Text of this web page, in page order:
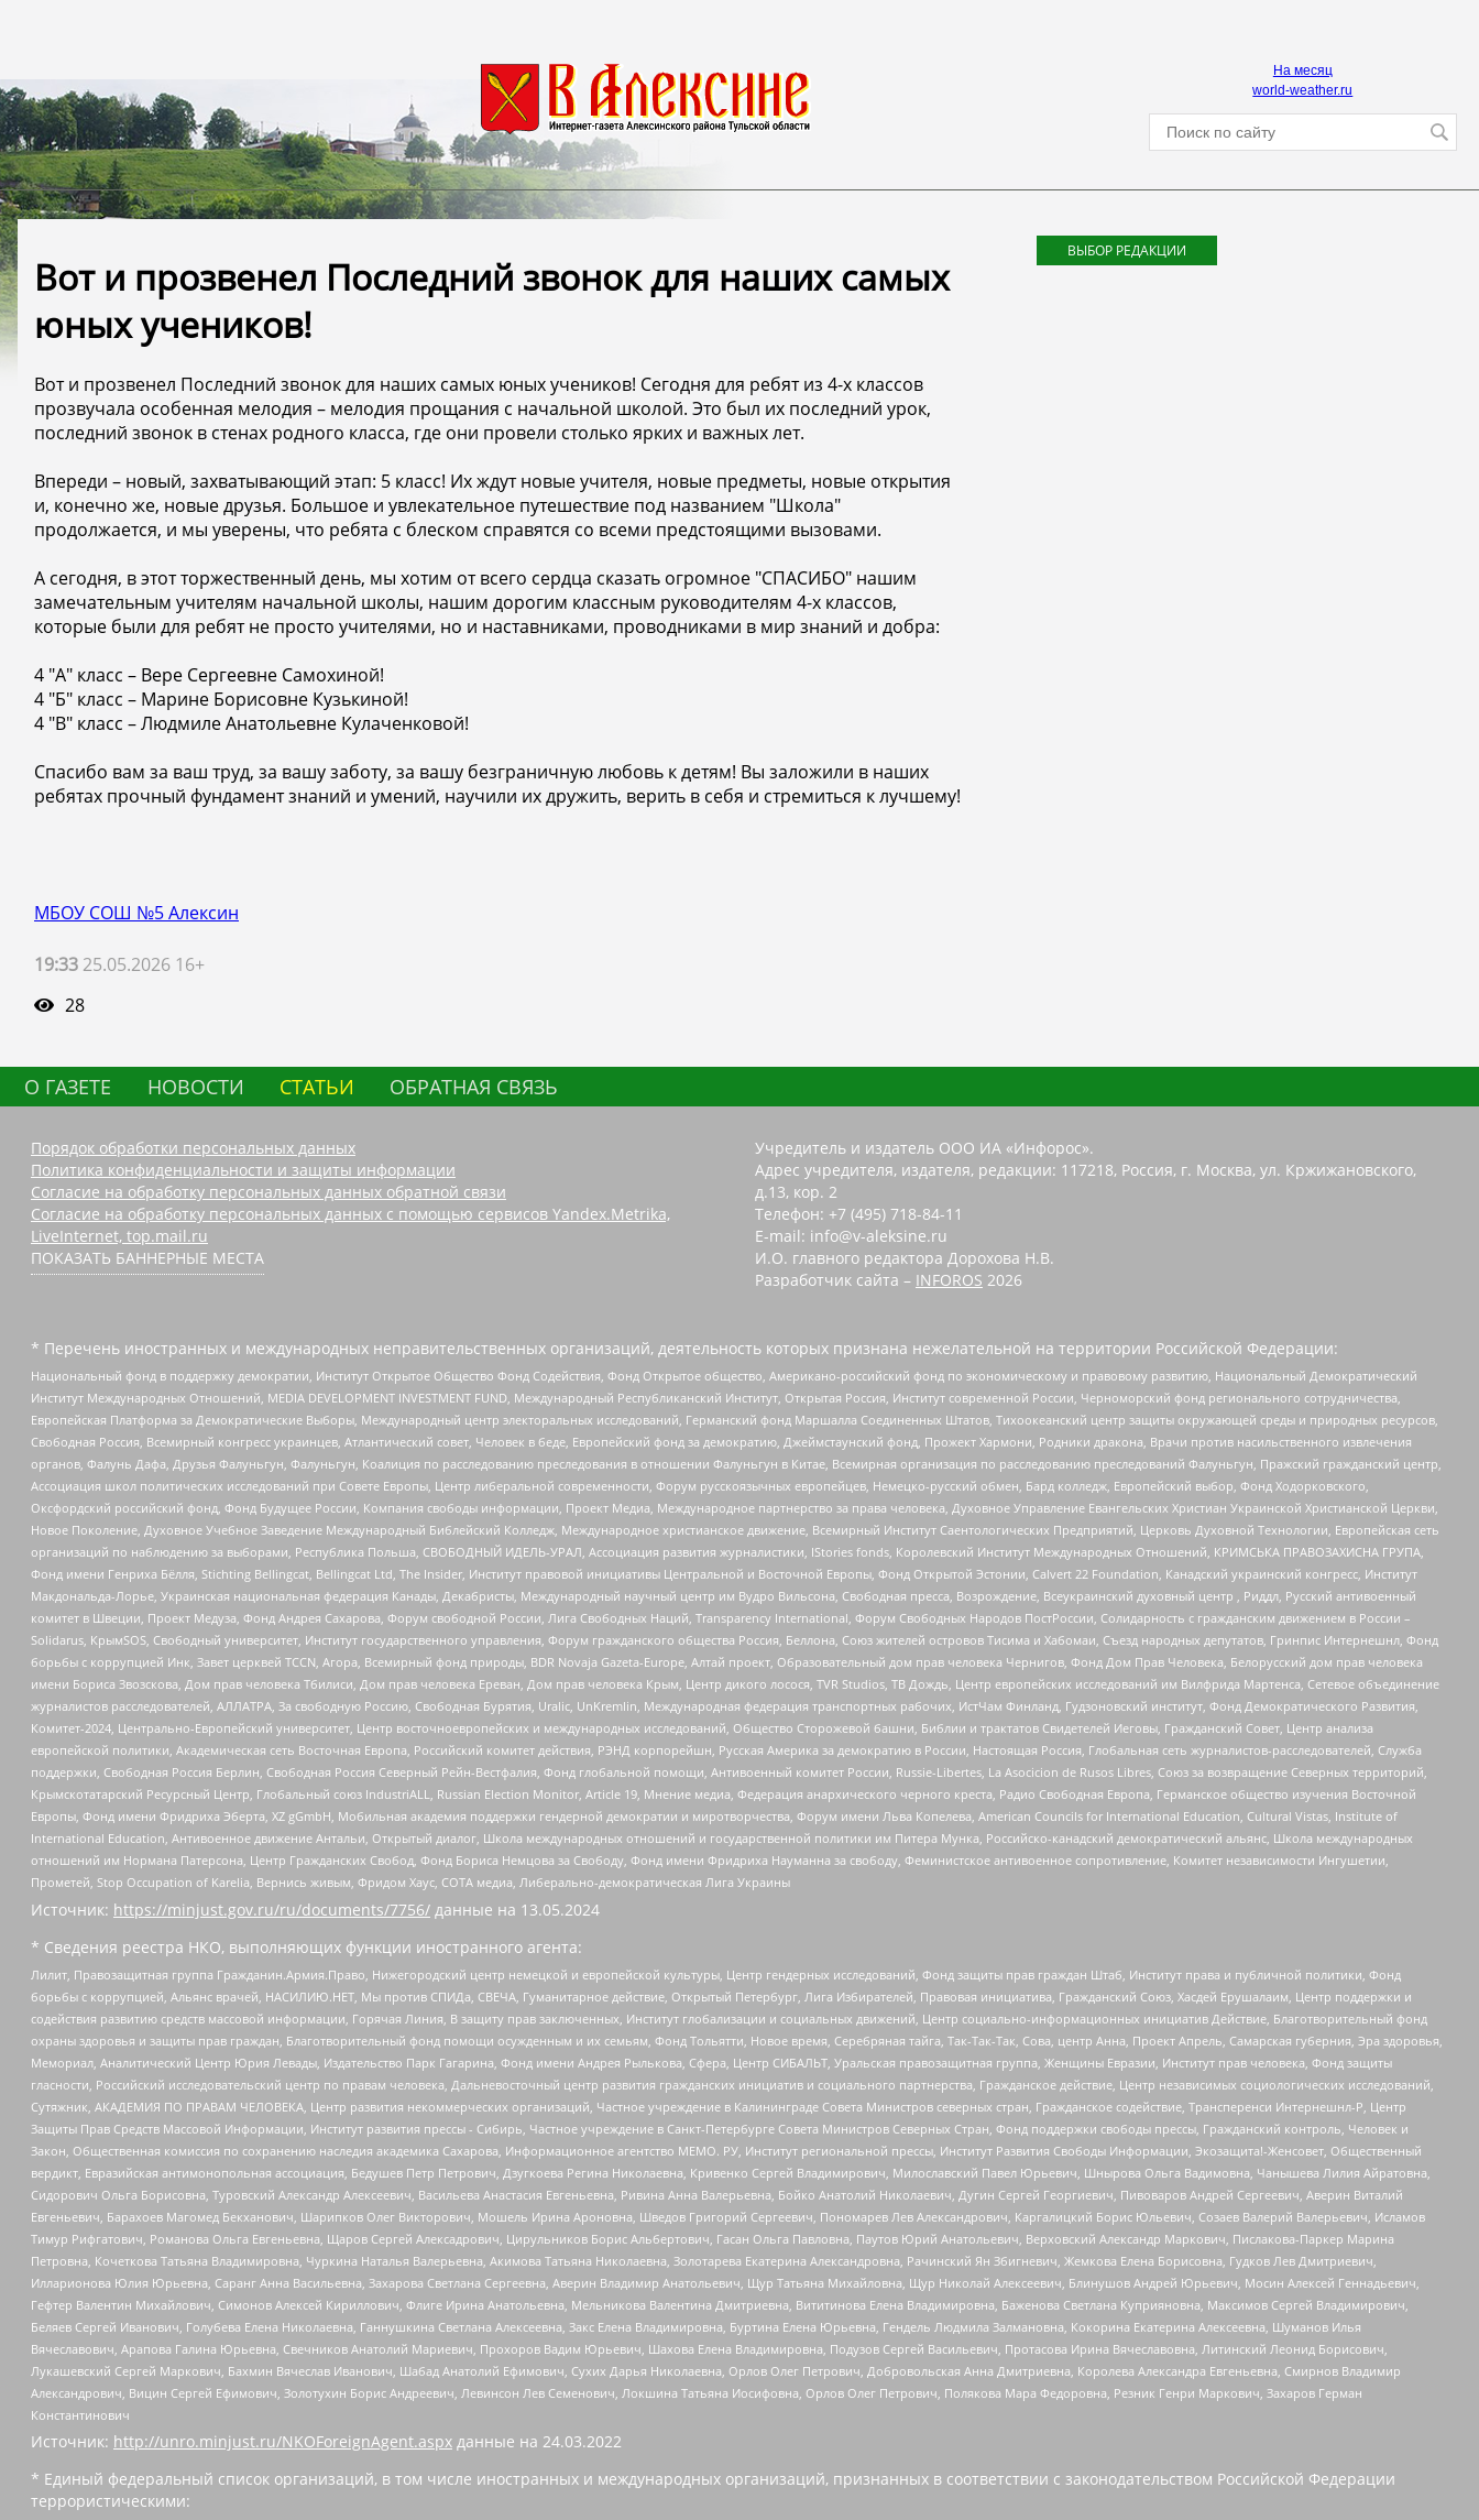
На месяц
world-weather.ru
Вот и прозвенел Последний звонок для наших самых
юных учеников!
Вот и прозвенел Последний звонок для наших самых юных учеников! Сегодня для ребят из 4-х классов
прозвучала особенная мелодия – мелодия прощания с начальной школой. Это был их последний урок,
последний звонок в стенах родного класса, где они провели столько ярких и важных лет.
Впереди – новый, захватывающий этап: 5 класс! Их ждут новые учителя, новые предметы, новые открытия
и, конечно же, новые друзья. Большое и увлекательное путешествие под названием "Школа"
продолжается, и мы уверены, что ребята с блеском справятся со всеми предстоящими вызовами.
А сегодня, в этот торжественный день, мы хотим от всего сердца сказать огромное "СПАСИБО" нашим
замечательным учителям начальной школы, нашим дорогим классным руководителям 4-х классов,
которые были для ребят не просто учителями, но и наставниками, проводниками в мир знаний и добра:
4 "А" класс – Вере Сергеевне Самохиной!
4 "Б" класс – Марине Борисовне Кузькиной!
4 "В" класс – Людмиле Анатольевне Кулаченковой!
Спасибо вам за ваш труд, за вашу заботу, за вашу безграничную любовь к детям! Вы заложили в наших
ребятах прочный фундамент знаний и умений, научили их дружить, верить в себя и стремиться к лучшему!
МБОУ СОШ №5 Алексин
19:33 25.05.2026 16+
28
ВЫБОР РЕДАКЦИИ
О ГАЗЕТЕ НОВОСТИ СТАТЬИ ОБРАТНАЯ СВЯЗЬ
Порядок обработки персональных данных
Политика конфиденциальности и защиты информации
Согласие на обработку персональных данных обратной связи
Согласие на обработку персональных данных с помощью сервисов Yandex.Metrika,
LiveInternet, top.mail.ru
ПОКАЗАТЬ БАННЕРНЫЕ МЕСТА
Учредитель и издатель ООО ИА «Инфорос».
Адрес учредителя, издателя, редакции: 117218, Россия, г. Москва, ул. Кржижановского,
д.13, кор. 2
Телефон: +7 (495) 718-84-11
E-mail: info@v-aleksine.ru
И.О. главного редактора Дорохова Н.В.
Разработчик сайта – INFOROS 2026
* Перечень иностранных и международных неправительственных организаций, деятельность которых признана нежелательной на территории Российской Федерации:
Национальный фонд в поддержку демократии, Институт Открытое Общество Фонд Содействия, Фонд Открытое общество, Американо-российский фонд по экономическому и правовому развитию, Национальный Демократический
Институт Международных Отношений, MEDIA DEVELOPMENT INVESTMENT FUND, Международный Республиканский Институт, Открытая Россия, Институт современной России, Черноморский фонд регионального сотрудничества,
Европейская Платформа за Демократические Выборы, Международный центр электоральных исследований, Германский фонд Маршалла Соединенных Штатов, Тихоокеанский центр защиты окружающей среды и природных ресурсов,
Свободная Россия, Всемирный конгресс украинцев, Атлантический совет, Человек в беде, Европейский фонд за демократию, Джеймстаунский фонд, Прожект Хармони, Родники дракона, Врачи против насильственного извлечения
органов, Фалунь Дафа, Друзья Фалуньгун, Фалуньгун, Коалиция по расследованию преследования в отношении Фалуньгун в Китае, Всемирная организация по расследованию преследований Фалуньгун, Пражский гражданский центр,
Ассоциация школ политических исследований при Совете Европы, Центр либеральной современности, Форум русскоязычных европейцев, Немецко-русский обмен, Бард колледж, Европейский выбор, Фонд Ходорковского,
Оксфордский российский фонд, Фонд Будущее России, Компания свободы информации, Проект Медиа, Международное партнерство за права человека, Духовное Управление Евангельских Христиан Украинской Христианской Церкви,
Новое Поколение, Духовное Учебное Заведение Международный Библейский Колледж, Международное христианское движение, Всемирный Институт Саентологических Предприятий, Церковь Духовной Технологии, Европейская сеть
организаций по наблюдению за выборами, Республика Польша, СВОБОДНЫЙ ИДЕЛЬ-УРАЛ, Ассоциация развития журналистики, IStories fonds, Королевский Институт Международных Отношений, КРИМСЬКА ПРАВОЗАХИСНА ГРУПА,
Фонд имени Генриха Бёлля, Stichting Bellingcat, Bellingcat Ltd, The Insider, Институт правовой инициативы Центральной и Восточной Европы, Фонд Открытой Эстонии, Calvert 22 Foundation, Канадский украинский конгресс, Институт
Макдональда-Лорье, Украинская национальная федерация Канады, Декабристы, Международный научный центр им Вудро Вильсона, Свободная пресса, Возрождение, Всеукраинский духовный центр , Риддл, Русский антивоенный
комитет в Швеции, Проект Медуза, Фонд Андрея Сахарова, Форум свободной России, Лига Свободных Наций, Transparеncy International, Форум Свободных Народов ПостРоссии, Солидарность с гражданским движением в России –
Solidarus, КрымSOS, Свободный университет, Институт государственного управления, Форум гражданского общества Россия, Беллона, Союз жителей островов Тисима и Хабомаи, Съезд народных депутатов, Гринпис Интернешнл, Фонд
борьбы с коррупцией Инк, Завет церквей TCCN, Агора, Всемирный фонд природы, BDR Novaja Gazeta-Europe, Алтай проект, Образовательный дом прав человека Чернигов, Фонд Дом Прав Человека, Белорусский дом прав человека
имени Бориса Звозскова, Дом прав человека Тбилиси, Дом прав человека Ереван, Дом прав человека Крым, Центр дикого лосося, TVR Studios, ТВ Дождь, Центр европейских исследований им Вилфрида Мартенса, Сетевое объединение
журналистов расследователей, АЛЛАТРА, За свободную Россию, Свободная Бурятия, Uralic, UnKremlin, Международная федерация транспортных рабочих, ИстЧам Финланд, Гудзоновский институт, Фонд Демократического Развития,
Комитет-2024, Центрально-Европейский университет, Центр восточноевропейских и международных исследований, Общество Сторожевой башни, Библии и трактатов Свидетелей Иеговы, Гражданский Совет, Центр анализа
европейской политики, Академическая сеть Восточная Европа, Российский комитет действия, РЭНД корпорейшн, Русская Америка за демократию в России, Настоящая Россия, Глобальная сеть журналистов-расследователей, Служба
поддержки, Свободная Россия Берлин, Свободная Россия Северный Рейн-Вестфалия, Фонд глобальной помощи, Антивоенный комитет России, Russie-Libertes, La Asocicion de Rusos Libres, Союз за возвращение Северных территорий,
Крымскотатарский Ресурсный Центр, Глобальный союз IndustriALL, Russian Election Monitor, Article 19, Мнение медиа, Федерация анархического черного креста, Радио Свободная Европа, Германское общество изучения Восточной
Европы, Фонд имени Фридриха Эберта, XZ gGmbH, Мобильная академия поддержки гендерной демократии и миротворчества, Форум имени Льва Копелева, American Councils for International Education, Cultural Vistas, Institute of
International Education, Антивоенное движение Антальи, Открытый диалог, Школа международных отношений и государственной политики им Питера Мунка, Российско-канадский демократический альянс, Школа международных
отношений им Нормана Патерсона, Центр Гражданских Свобод, Фонд Бориса Немцова за Свободу, Фонд имени Фридриха Науманна за свободу, Феминистское антивоенное сопротивление, Комитет независимости Ингушетии,
Прометей, Stop Occupation of Karelia, Вернись живым, Фридом Хаус, СОТА медиа, Либерально-демократическая Лига Украины
Источник: https://minjust.gov.ru/ru/documents/7756/ данные на 13.05.2024
* Сведения реестра НКО, выполняющих функции иностранного агента:
Лилит, Правозащитная группа Гражданин.Армия.Право, Нижегородский центр немецкой и европейской культуры, Центр гендерных исследований, Фонд защиты прав граждан Штаб, Институт права и публичной политики, Фонд
борьбы с коррупцией, Альянс врачей, НАСИЛИЮ.НЕТ, Мы против СПИДа, СВЕЧА, Гуманитарное действие, Открытый Петербург, Лига Избирателей, Правовая инициатива, Гражданский Союз, Хасдей Ерушалаим, Центр поддержки и
содействия развитию средств массовой информации, Горячая Линия, В защиту прав заключенных, Институт глобализации и социальных движений, Центр социально-информационных инициатив Действие, Благотворительный фонд
охраны здоровья и защиты прав граждан, Благотворительный фонд помощи осужденным и их семьям, Фонд Тольятти, Новое время, Серебряная тайга, Так-Так-Так, Сова, центр Анна, Проект Апрель, Самарская губерния, Эра здоровья,
Мемориал, Аналитический Центр Юрия Левады, Издательство Парк Гагарина, Фонд имени Андрея Рылькова, Сфера, Центр СИБАЛЬТ, Уральская правозащитная группа, Женщины Евразии, Институт прав человека, Фонд защиты
гласности, Российский исследовательский центр по правам человека, Дальневосточный центр развития гражданских инициатив и социального партнерства, Гражданское действие, Центр независимых социологических исследований,
Сутяжник, АКАДЕМИЯ ПО ПРАВАМ ЧЕЛОВЕКА, Центр развития некоммерческих организаций, Частное учреждение в Калининграде Совета Министров северных стран, Гражданское содействие, Трансперенси Интернешнл-Р, Центр
Защиты Прав Средств Массовой Информации, Институт развития прессы - Сибирь, Частное учреждение в Санкт-Петербурге Совета Министров Северных Стран, Фонд поддержки свободы прессы, Гражданский контроль, Человек и
Закон, Общественная комиссия по сохранению наследия академика Сахарова, Информационное агентство МЕМО. РУ, Институт региональной прессы, Институт Развития Свободы Информации, Экозащита!-Женсовет, Общественный
вердикт, Евразийская антимонопольная ассоциация, Бедушев Петр Петрович, Дзугкоева Регина Николаевна, Кривенко Сергей Владимирович, Милославский Павел Юрьевич, Шнырова Ольга Вадимовна, Чанышева Лилия Айратовна,
Сидорович Ольга Борисовна, Туровский Александр Алексеевич, Васильева Анастасия Евгеньевна, Ривина Анна Валерьевна, Бойко Анатолий Николаевич, Дугин Сергей Георгиевич, Пивоваров Андрей Сергеевич, Аверин Виталий
Евгеньевич, Барахоев Магомед Бекханович, Шарипков Олег Викторович, Мошель Ирина Ароновна, Шведов Григорий Сергеевич, Пономарев Лев Александрович, Каргалицкий Борис Юльевич, Созаев Валерий Валерьевич, Исламов
Тимур Рифгатович, Романова Ольга Евгеньевна, Щаров Сергей Алексадрович, Цирульников Борис Альбертович, Гасан Ольга Павловна, Паутов Юрий Анатольевич, Верховский Александр Маркович, Пислакова-Паркер Марина
Петровна, Кочеткова Татьяна Владимировна, Чуркина Наталья Валерьевна, Акимова Татьяна Николаевна, Золотарева Екатерина Александровна, Рачинский Ян Збигневич, Жемкова Елена Борисовна, Гудков Лев Дмитриевич,
Илларионова Юлия Юрьевна, Саранг Анна Васильевна, Захарова Светлана Сергеевна, Аверин Владимир Анатольевич, Щур Татьяна Михайловна, Щур Николай Алексеевич, Блинушов Андрей Юрьевич, Мосин Алексей Геннадьевич,
Гефтер Валентин Михайлович, Симонов Алексей Кириллович, Флиге Ирина Анатольевна, Мельникова Валентина Дмитриевна, Вититинова Елена Владимировна, Баженова Светлана Куприяновна, Максимов Сергей Владимирович,
Беляев Сергей Иванович, Голубева Елена Николаевна, Ганнушкина Светлана Алексеевна, Закс Елена Владимировна, Буртина Елена Юрьевна, Гендель Людмила Залмановна, Кокорина Екатерина Алексеевна, Шуманов Илья
Вячеславович, Арапова Галина Юрьевна, Свечников Анатолий Мариевич, Прохоров Вадим Юрьевич, Шахова Елена Владимировна, Подузов Сергей Васильевич, Протасова Ирина Вячеславовна, Литинский Леонид Борисович,
Лукашевский Сергей Маркович, Бахмин Вячеслав Иванович, Шабад Анатолий Ефимович, Сухих Дарья Николаевна, Орлов Олег Петрович, Добровольская Анна Дмитриевна, Королева Александра Евгеньевна, Смирнов Владимир
Александрович, Вицин Сергей Ефимович, Золотухин Борис Андреевич, Левинсон Лев Семенович, Локшина Татьяна Иосифовна, Орлов Олег Петрович, Полякова Мара Федоровна, Резник Генри Маркович, Захаров Герман
Константинович
Источник: http://unro.minjust.ru/NKOForeignAgent.aspx данные на 24.03.2022
* Единый федеральный список организаций, в том числе иностранных и международных организаций, признанных в соответствии с законодательством Российской Федерации
террористическими: